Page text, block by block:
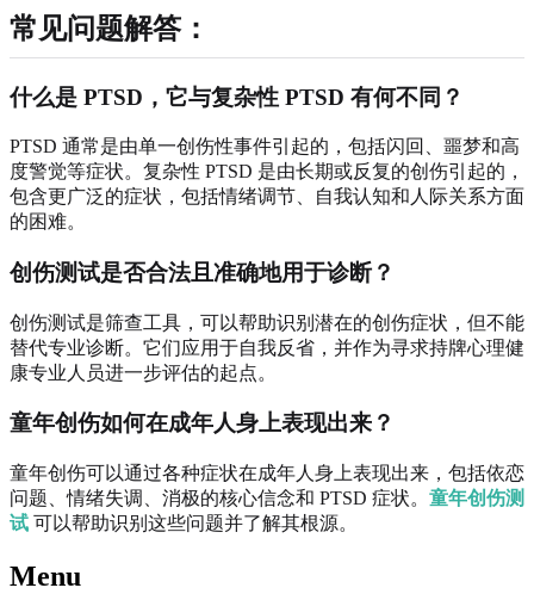
常见问题解答：
什么是 PTSD，它与复杂性 PTSD 有何不同？
PTSD 通常是由单一创伤性事件引起的，包括闪回、噩梦和高
度警觉等症状。复杂性 PTSD 是由长期或反复的创伤引起的，
包含更广泛的症状，包括情绪调节、自我认知和人际关系方面
的困难。
创伤测试是否合法且准确地用于诊断？
创伤测试是筛查工具，可以帮助识别潜在的创伤症状，但不能
替代专业诊断。它们应用于自我反省，并作为寻求持牌心理健
康专业人员进一步评估的起点。
童年创伤如何在成年人身上表现出来？
童年创伤可以通过各种症状在成年人身上表现出来，包括依恋
问题、情绪失调、消极的核心信念和 PTSD 症状。 童年创伤测
试 可以帮助识别这些问题并了解其根源。
Menu